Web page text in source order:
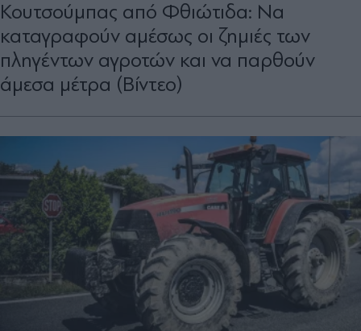
Κουτσούμπας από Φθιώτιδα: Να
καταγραφούν αμέσως οι ζημιές των
πληγέντων αγροτών και να παρθούν
άμεσα μέτρα (Βίντεο)